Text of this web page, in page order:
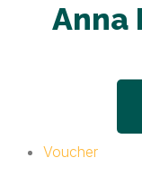
Anna
Voucher